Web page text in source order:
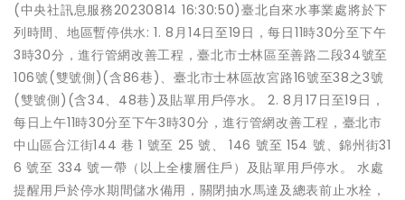
(中央社訊息服務20230814 16:30:50)臺北自來水事業處將於下
列時間、地區暫停供水: 1. 8月14日至19日，每日11時30分至下午
3時30分，進行管網改善工程，臺北市士林區至善路二段34號至
106號(雙號側)(含86巷)、臺北市士林區故宮路16號至38之3號
(雙號側)(含34、48巷)及貼單用戶停水。 2. 8月17日至19日，
每日上午11時30分至下午3時30分，進行管網改善工程，臺北市
中山區合江街144 巷 1 號至 25 號、 146 號至 154 號、錦州街31
6 號至 334 號一帶（以上全樓層住戶）及貼單用戶停水。 水處
提醒用戶於停水期間儲水備用，關閉抽水馬達及總表前止水栓，